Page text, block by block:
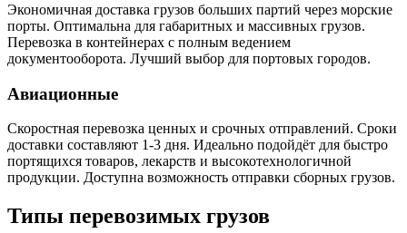
Экономичная доставка грузов больших партий через морские
порты. Оптимальна для габаритных и массивных грузов.
Перевозка в контейнерах с полным ведением
документооборота. Лучший выбор для портовых городов.
Авиационные
Скоростная перевозка ценных и срочных отправлений. Сроки
доставки составляют 1-3 дня. Идеально подойдёт для быстро
портящихся товаров, лекарств и высокотехнологичной
продукции. Доступна возможность отправки сборных грузов.
Типы перевозимых грузов